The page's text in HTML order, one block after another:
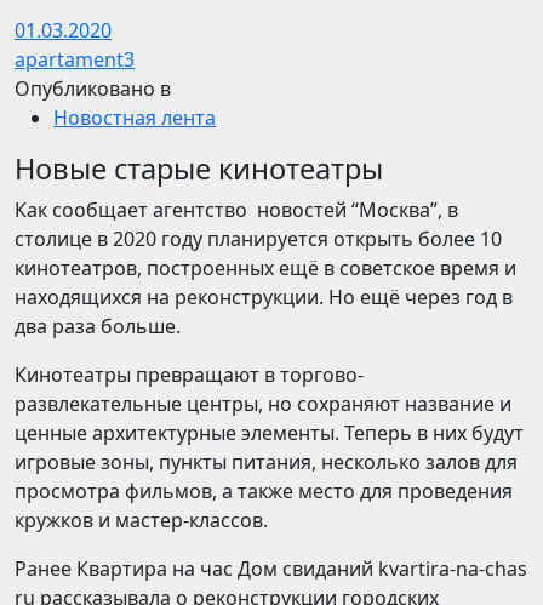
01.03.2020
apartament3
Опубликовано в
Новостная лента
Новые старые кинотеатры
Как сообщает агентство новостей “Москва”, в
столице в 2020 году планируется открыть более 10
кинотеатров, построенных ещё в советское время и
находящихся на реконструкции. Но ещё через год в
два раза больше.
Кинотеатры превращают в торгово-
развлекательные центры, но сохраняют название и
ценные архитектурные элементы. Теперь в них будут
игровые зоны, пункты питания, несколько залов для
просмотра фильмов, а также место для проведения
кружков и мастер-классов.
Ранее Квартира на час Дом свиданий kvartira-na-chas
ru рассказывала о реконструкции городских